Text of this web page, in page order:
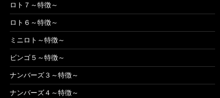
ロト７～特徴～
ロト６～特徴～
ミニロト～特徴～
ビンゴ５～特徴～
ナンバーズ３～特徴～
ナンバーズ４～特徴～